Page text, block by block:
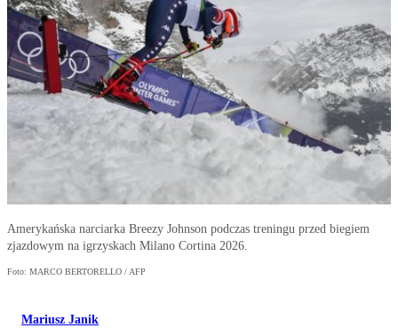
Amerykańska narciarka Breezy Johnson podczas treningu przed biegiem
zjazdowym na igrzyskach Milano Cortina 2026.
Foto: MARCO BERTORELLO / AFP
Mariusz Janik